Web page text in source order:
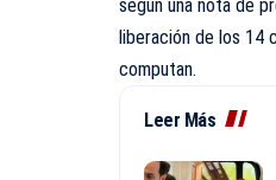
según una nota de
liberación de los 14
computan.
Leer Más